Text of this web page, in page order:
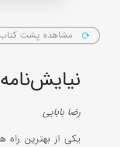
مشاهده پشت کتاب
نیایش‌نامه
رضا بابایی
یکی از بهترین راه